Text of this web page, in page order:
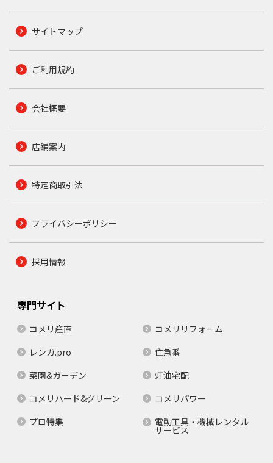
サイトマップ
ご利用規約
会社概要
店舗案内
特定商取引法
プライバシーポリシー
採用情報
専門サイト
コメリ産直
コメリリフォーム
レンガ.pro
住急番
菜園&ガーデン
灯油宅配
コメリハード&グリーン
コメリパワー
プロ特集
電動工具・機械レンタル
サービス